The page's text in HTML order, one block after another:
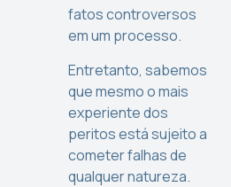
fatos controversos
em um processo.
Entretanto, sabemos
que mesmo o mais
experiente dos
peritos está sujeito a
cometer falhas de
qualquer natureza.